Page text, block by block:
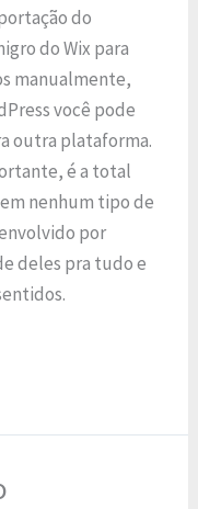
do
do Wix para
manualmente,
você pode
outra plataforma.
é a total
nenhum tipo de
por
deles pra tudo e